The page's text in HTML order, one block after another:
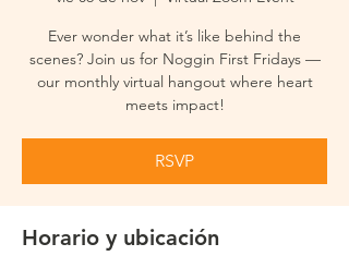
Ever wonder what it’s like behind the
scenes? Join us for Noggin First Fridays —
our monthly virtual hangout where heart
meets impact!
RSVP
Horario y ubicación